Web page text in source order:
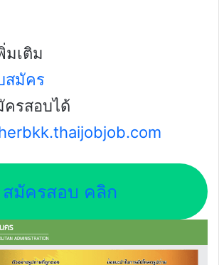
มเติม
สมัคร
ครสอบได้
สมัครสอบ คลิก